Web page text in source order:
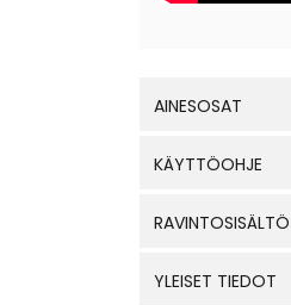
AINESOSAT
KÄYTTÖOHJE
RAVINTOSISÄLTÖ
YLEISET TIEDOT